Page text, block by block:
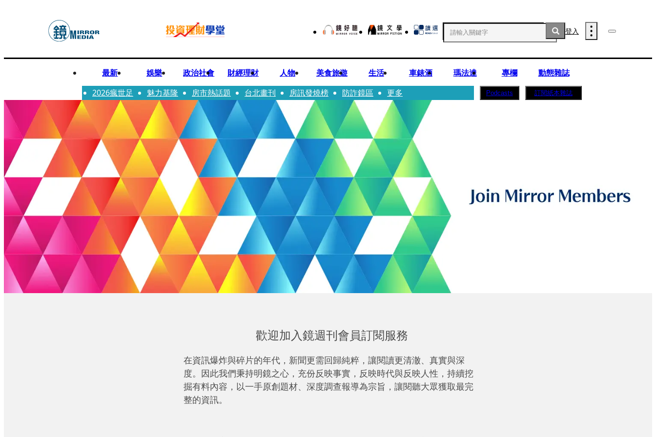
登入
最新 娛樂 政治社會 財經理財 人物 美食旅遊 生活 車錶酒 瑪法達 專欄
動態雜誌
2026瘋世足
魅力基隆 房市熱話題 台北畫刊 房訊發燒榜 防詐鏡區 更多 Podcasts 訂閱紙本雜誌
歡迎加入鏡週刊會員訂閱服務
在資訊爆炸與碎片的年代，新聞更需回歸純粹，讓閱讀更清澈、真實與深
度。因此我們秉持明鏡之心，充份反映事實，反映時代與反映人性，持續挖
掘有料內容，以一手原創題材、深度調查報導為宗旨，讓閱聽大眾獲取最完
整的資訊。